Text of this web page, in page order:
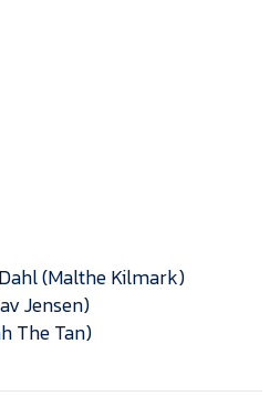
(Malthe Kilmark)
Jensen)
The Tan)